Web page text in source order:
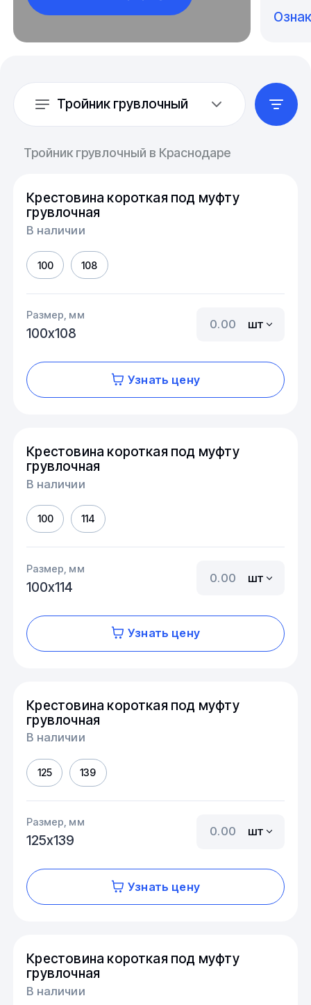
Тройник грувлочный
Тройник грувлочный в Краснодаре
Крестовина короткая под муфту
грувлочная
В наличии
100 108
Размер, мм
100х108
шт
Узнать цену
Крестовина короткая под муфту
грувлочная
В наличии
100 114
Размер, мм
100х114
шт
Узнать цену
Крестовина короткая под муфту
грувлочная
В наличии
125 139
Размер, мм
125х139
шт
Узнать цену
Крестовина короткая под муфту
грувлочная
В наличии